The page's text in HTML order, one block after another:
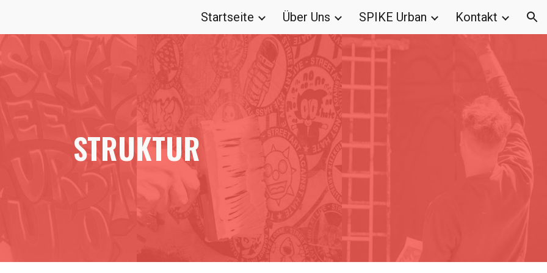
Skip to navigation
Startseite Über Uns SPIKE Urban Kontakt
STRUKTUR